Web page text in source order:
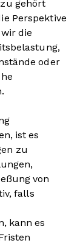
gehört
Perspektive
die
oder
ist es
zu
von
falls
kann es